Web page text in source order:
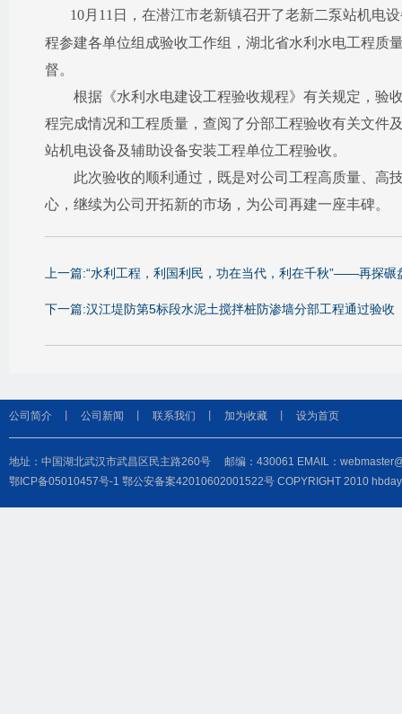
10月11日，在潜江市老新镇召开了老新二泵站机电
程参建各单位组成验收工作组，湖北省水利水电工程质
督。
根据《水利水电建设工程验收规程》有关规定，验收
程完成情况和工程质量，查阅了分部工程验收有关文件
站机电设备及辅助设备安装工程单位工程验收。
此次验收的顺利通过，既是对公司工程高质量、高技
心，继续为公司开拓新的市场，为公司再建一座丰碑。
上一篇:“水利工程，利国利民，功在当代，利在千秋”——再探
下一篇:汉江堤防第5标段水泥土搅拌桩防渗墙分部工程通过验收
公司简介 公司新闻 联系我们 加为收藏 设为首页
地址：中国湖北武汉市武昌区民主路260号 邮编：430061 EMAIL：
鄂ICP备05010457号-1 鄂公安备案42010602001522号 COPYRIGHT 2010